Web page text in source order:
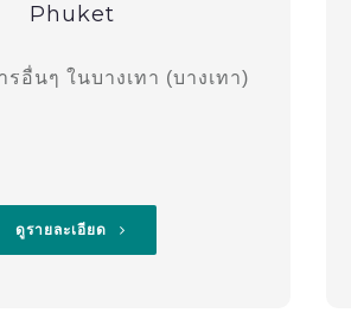
Phuket
รอื่นๆ ในบางเทา (บางเทา)
ดูรายละเอียด